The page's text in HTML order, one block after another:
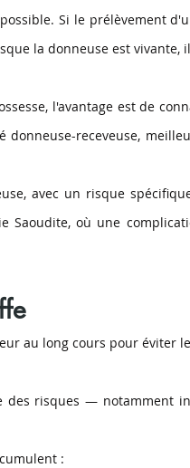
Si le prélèvement
la donneuse est vivante,
l'avantage est de
receveuse,
avec un risque
Saoudite, où une
au long cours pour éviter
des risques — notamment
: